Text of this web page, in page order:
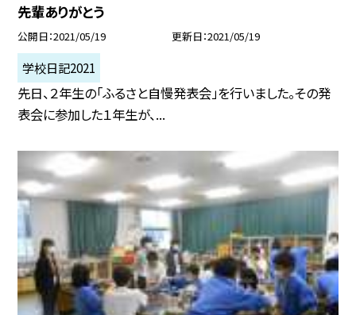
先輩ありがとう
公開日 2021/05/19 更新日 2021/05/19
学校日記2021
先日、２年生の「ふるさと自慢発表会」を行いました。その発
表会に参加した１年生が、...